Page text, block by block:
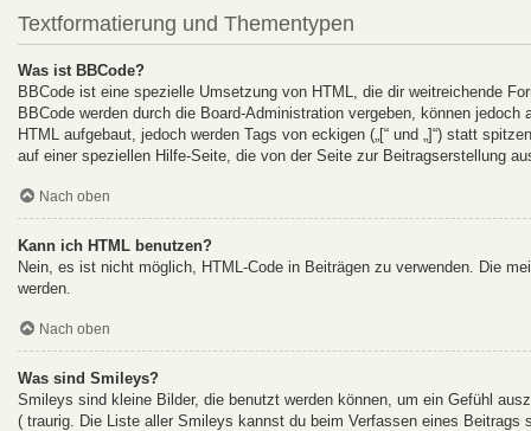
Textformatierung und Thementypen
Was ist BBCode?
BBCode ist eine spezielle Umsetzung von HTML, die dir weitreichende
BBCode werden durch die Board-Administration vergeben, können
HTML aufgebaut, jedoch werden Tags von eckigen („[“ und „]“) statt
auf einer speziellen Hilfe-Seite, die von der Seite zur Beitragserstellung
Nach oben
Kann ich HTML benutzen?
Nein, es ist nicht möglich, HTML-Code in Beiträgen zu verwenden. Die
werden.
Nach oben
Was sind Smileys?
Smileys sind kleine Bilder, die benutzt werden können, um ein Gefühl
( traurig. Die Liste aller Smileys kannst du beim Verfassen eines